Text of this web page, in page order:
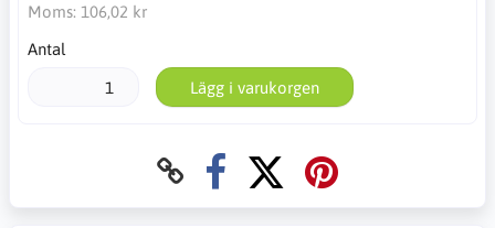
Moms: 106,02 kr
Antal
Lägg i varukorgen